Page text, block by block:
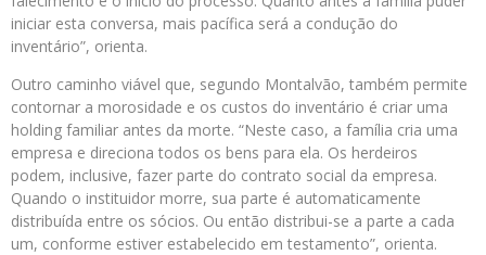
iniciar esta conversa, mais pacífica será a condução do
inventário”, orienta.
Outro caminho viável que, segundo Montalvão, também permite
contornar a morosidade e os custos do inventário é criar uma
holding familiar antes da morte. “Neste caso, a família cria uma
empresa e direciona todos os bens para ela. Os herdeiros
podem, inclusive, fazer parte do contrato social da empresa.
Quando o instituidor morre, sua parte é automaticamente
distribuída entre os sócios. Ou então distribui-se a parte a cada
um, conforme estiver estabelecido em testamento”, orienta.